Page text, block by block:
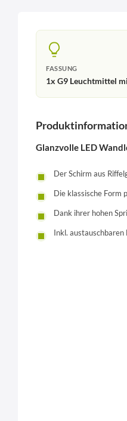
FASSUNG
1x G9 Leuchtmittel
Glanzvolle LED
Der Schirm aus
Die klassische Form
Dank ihrer hohen
Inkl.